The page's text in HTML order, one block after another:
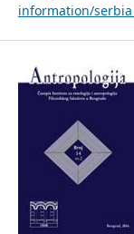
information/